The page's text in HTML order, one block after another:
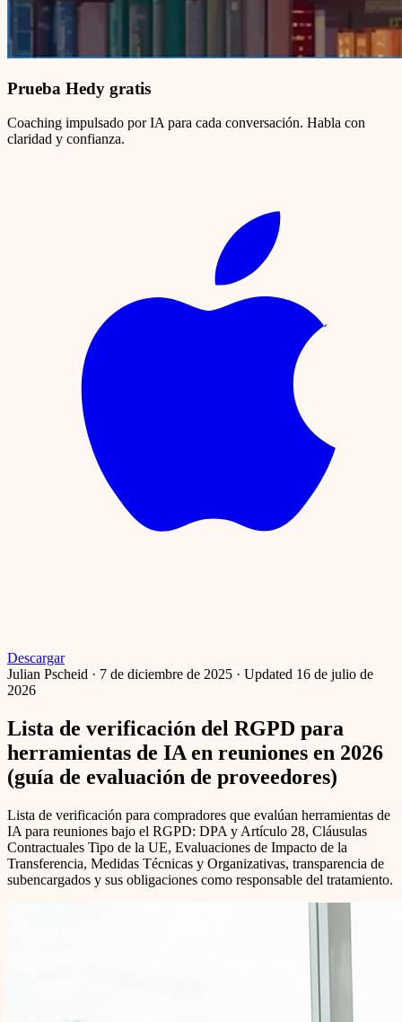
Prueba Hedy gratis
Coaching impulsado por IA para cada conversación. Habla con
claridad y confianza.
Descargar
Julian Pscheid · 7 de diciembre de 2025 · Updated 16 de julio de
2026
Lista de verificación del RGPD para
herramientas de IA en reuniones en 2026
(guía de evaluación de proveedores)
Lista de verificación para compradores que evalúan herramientas de
IA para reuniones bajo el RGPD: DPA y Artículo 28, Cláusulas
Contractuales Tipo de la UE, Evaluaciones de Impacto de la
Transferencia, Medidas Técnicas y Organizativas, transparencia de
subencargados y sus obligaciones como responsable del tratamiento.